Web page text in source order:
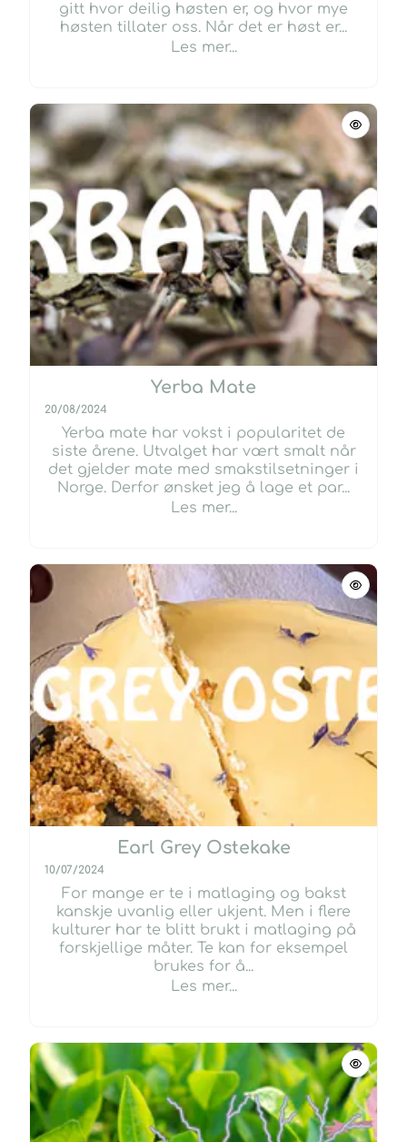
gitt hvor deilig høsten er, og hvor mye
høsten tillater oss. Når det er høst er...
Les mer...
Yerba Mate
20/08/2024
Yerba mate har vokst i popularitet de
siste årene. Utvalget har vært smalt når
det gjelder mate med smakstilsetninger i
Norge. Derfor ønsket jeg å lage et par...
Les mer...
Earl Grey Ostekake
10/07/2024
For mange er te i matlaging og bakst
kanskje uvanlig eller ukjent. Men i flere
kulturer har te blitt brukt i matlaging på
forskjellige måter. Te kan for eksempel
brukes for å...
Les mer...